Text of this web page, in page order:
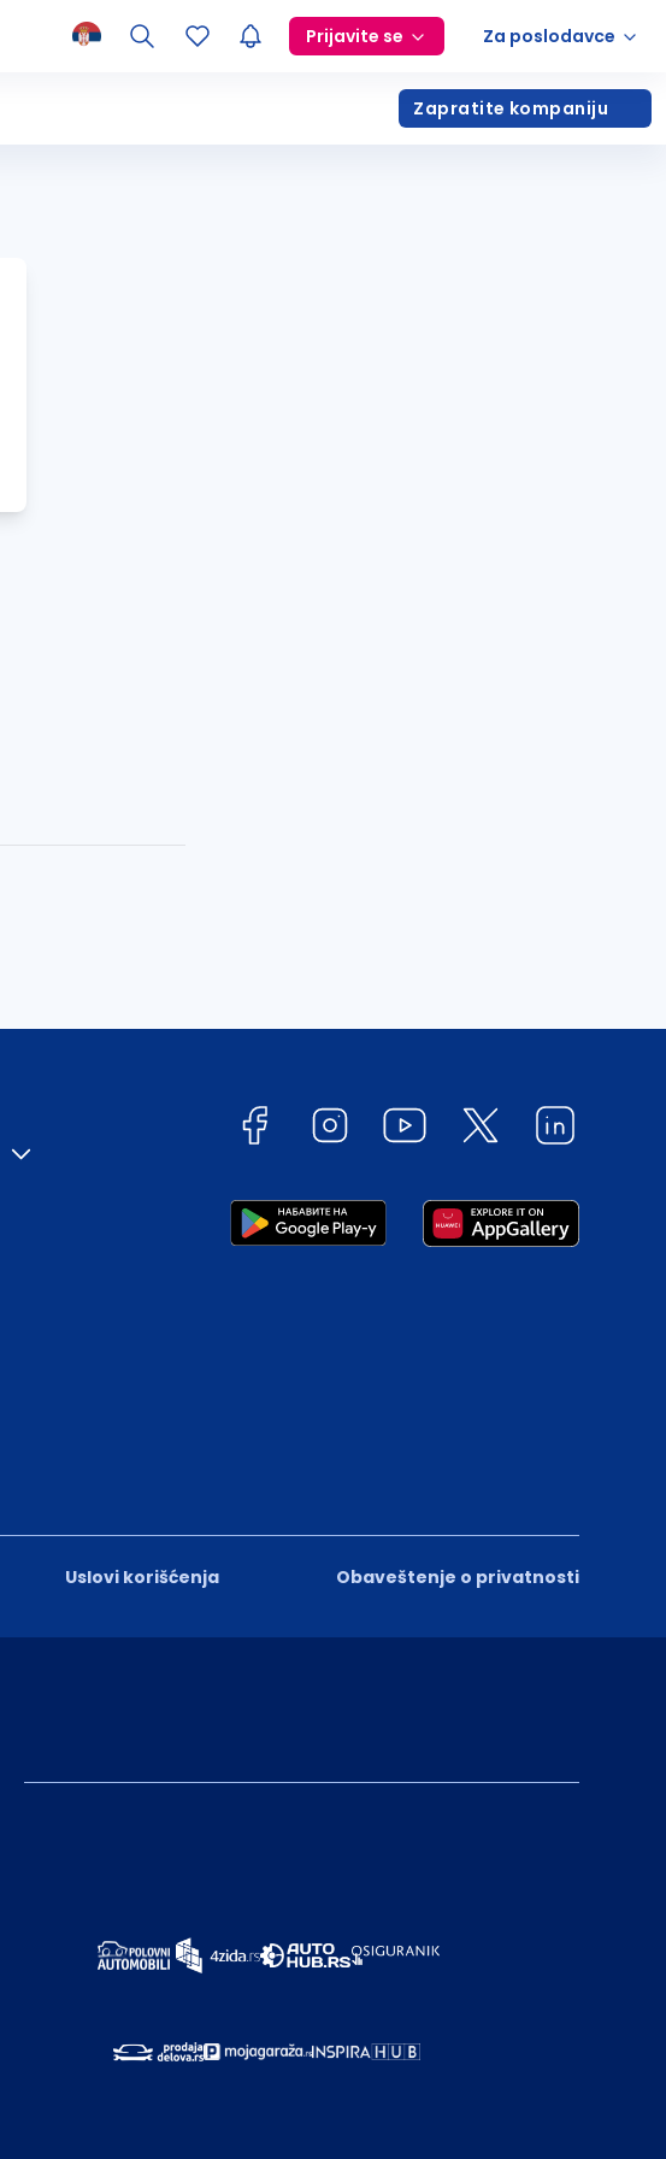
Prijavite se Za poslodavce
Zapratite kompaniju
Uslovi korišćenja Obaveštenje o privatnosti